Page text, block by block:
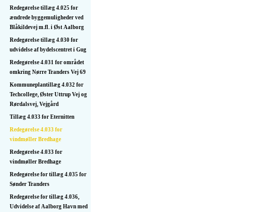
Redegørelse tillæg 4.025 for
ændrede byggemuligheder ved
Blåkildevej m.fl. i Øst Aalborg
Redegørelse tillæg 4.030 for
udvidelse af bydelscentret i Gug
Redegørelse 4.031 for området
omkring Nørre Tranders Vej 69
Kommuneplantillæg 4.032 for
Techcollege, Øster Uttrup Vej og
Rørdalsvej, Vejgård
Tillæg 4.033 for Eternitten
Redegørelse 4.033 for
vindmøller Bredhage
Redegørelse 4.033 for
vindmøller Bredhage
Redegørelse for tillæg 4.035 for
Sønder Tranders
Redegørelse for tillæg 4.036,
Udvidelse af Aalborg Havn med